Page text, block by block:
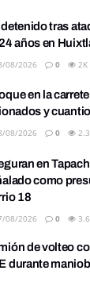
tras
años en
08/2026 0 2K
en la
y
08/2026 0
en
como
18
08/2026 0
de volteo
durante